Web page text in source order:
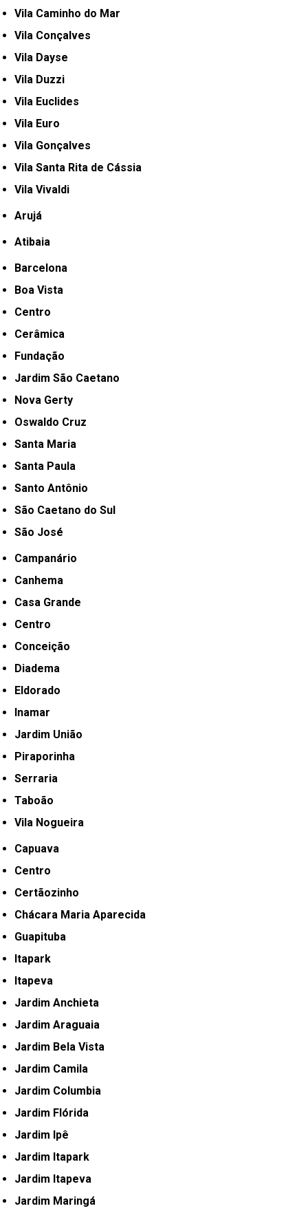
Vila Caminho do Mar
Vila Conçalves
Vila Dayse
Vila Duzzi
Vila Euclides
Vila Euro
Vila Gonçalves
Vila Santa Rita de Cássia
Vila Vivaldi
Arujá
Atibaia
Barcelona
Boa Vista
Centro
Cerâmica
Fundação
Jardim São Caetano
Nova Gerty
Oswaldo Cruz
Santa Maria
Santa Paula
Santo Antônio
São Caetano do Sul
São José
Campanário
Canhema
Casa Grande
Centro
Conceição
Diadema
Eldorado
Inamar
Jardim União
Piraporinha
Serraria
Taboão
Vila Nogueira
Capuava
Centro
Certãozinho
Chácara Maria Aparecida
Guapituba
Itapark
Itapeva
Jardim Anchieta
Jardim Araguaia
Jardim Bela Vista
Jardim Camila
Jardim Columbia
Jardim Flórida
Jardim Ipê
Jardim Itapark
Jardim Itapeva
Jardim Maringá